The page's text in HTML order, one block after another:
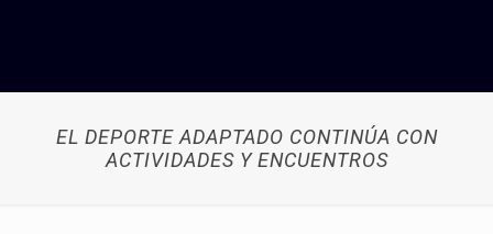
EL DEPORTE ADAPTADO CONTINÚA CON
ACTIVIDADES Y ENCUENTROS